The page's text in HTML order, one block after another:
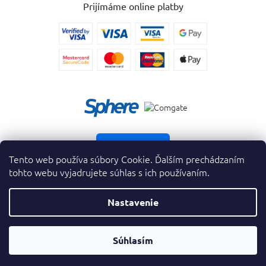
Tento web používa súbory Cookie. Ďalším prechádzaním
tohto webu vyjadrujete súhlas s ich používaním.
Nastavenie
Súhlasím
Prijímáme online platby
Vytvoril Shoptet Premium
Copyright 2026krasnevone.sk. Všetky práva vyhradené.
Prevodník
Parfumov